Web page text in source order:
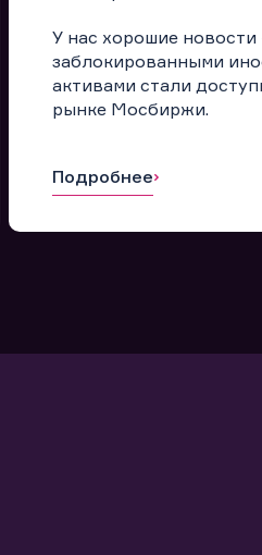
У нас хорошие новости
заблокированными
активами стали
рынке Мосбиржи.
Подробнее